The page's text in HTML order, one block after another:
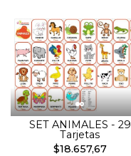
SET ANIMALES - 29
Tarjetas
$18.657,67